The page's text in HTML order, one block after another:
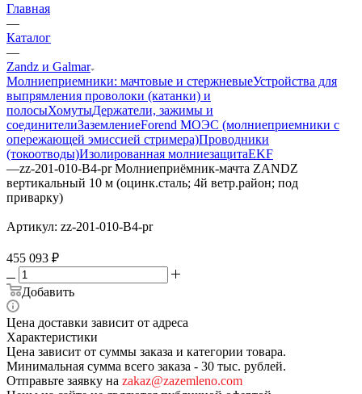
Главная
—
Каталог
—
Zandz и Galmar
Молниеприемники: мачтовые и стержневыеУстройства для
выпрямления проволоки (катанки) и
полосыХомутыДержатели, зажимы и
соединителиЗаземлениеForend МОЭС (молниеприемники с
опережающей эмиссией стримера)Проводники
(токоотводы)Изолированная молниезащитаEKF
—zz-201-010-В4-pr Молниеприёмник-мачта ZANDZ
вертикальный 10 м (оцинк.сталь; 4й ветр.район; под
приварку)
Артикул: zz-201-010-В4-pr
455 093 ₽
Добавить
Цена доставки зависит от адреса
Характеристики
Цена зависит от суммы заказа и категории товара.
Минимальная сумма всего заказа - 30 тыс. рублей.
Отправьте заявку на zakaz@zazemleno.com